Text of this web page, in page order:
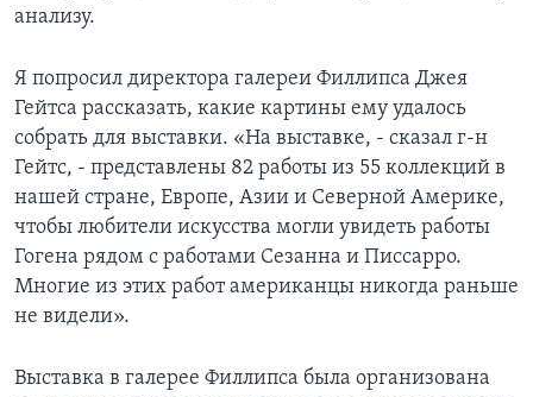
анализу.
Я попросил директора галереи Филлипса Джея
Гейтса рассказать, какие картины ему удалось
собрать для выставки. «На выставке, - сказал г-н
Гейтс, - представлены 82 работы из 55 коллекций в
нашей стране, Европе, Азии и Северной Америке,
чтобы любители искусства могли увидеть работы
Гогена рядом с работами Сезанна и Писсарро.
Многие из этих работ американцы никогда раньше
не видели».
Выставка в галерее Филлипса была организована